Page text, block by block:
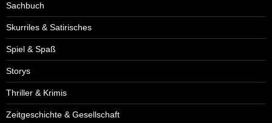
Sachbuch
Skurriles & Satirisches
Spiel & Spaß
Storys
Thriller & Krimis
Zeitgeschichte & Gesellschaft